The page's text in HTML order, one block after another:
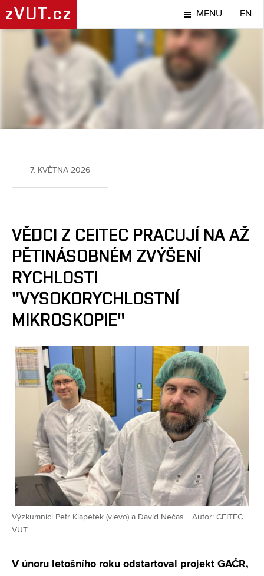
zVUT.cz MENU EN
NÁPADY A OBJEVY
7. KVĚTNA 2026
VĚDCI Z CEITEC PRACUJÍ NA AŽ
PĚTINÁSOBNÉM ZVÝŠENÍ
RYCHLOSTI
"VYSOKORYCHLOSTNÍ
MIKROSKOPIE"
Výzkumníci Petr Klapetek (vlevo) a David Nečas. | Autor: CEITEC
VUT
V únoru letošního roku odstartoval projekt GAČR,